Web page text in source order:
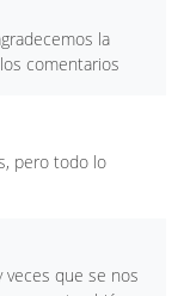
la
comentarios
pero todo lo
veces que se nos